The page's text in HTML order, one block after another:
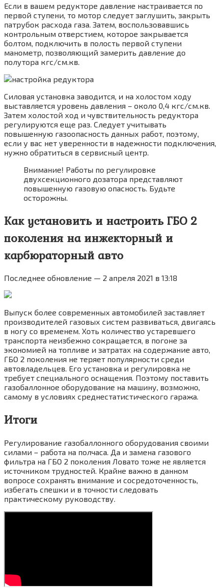
Если в вашем редукторе давление настраивается по
первой ступени, то мотор следует заглушить, закрыть
патрубок расхода газа. Затем, воспользовавшись
контрольным отверстием, которое закрывается
болтом, подключить в полость первой ступени
манометр, позволяющий замерить давление до
полутора кгс/см.кв.
Силовая установка заводится, и на холостом ходу
выставляется уровень давления – около 0,4 кгс/см.кв.
Затем холостой ход и чувствительность редуктора
регулируются еще раз. Следует учитывать
повышенную газоопасность данных работ, поэтому,
если у вас нет уверенности в надежности подключения,
нужно обратиться в сервисный центр.
Внимание! Работы по регулировке
двухсекционного дозатора представляют
повышенную газовую опасность. Будьте
осторожны.
Как установить и настроить ГБО 2
поколения на инжекторный и
карбюраторный авто
Последнее обновление — 2 апреля 2021 в 13:18
Выпуск более современных автомобилей заставляет
производителей газовых систем развиваться, двигаясь
в ногу со временем. Хоть количество устаревшего
транспорта неизбежно сокращается, в погоне за
экономией на топливе и затратах на содержание авто,
ГБО 2 поколения не теряет популярности среди
автовладельцев. Его установка и регулировка не
требует специального оснащения. Поэтому поставить
газобаллонное оборудование на машину, возможно,
самому в условиях среднестатистического гаража.
Итоги
Регулирование газобаллонного оборудования своими
силами – работа на полчаса. Да и замена газового
фильтра на ГБО 2 поколения Ловато тоже не является
источником трудностей. Крайне важно в данном
вопросе сохранять внимание и сосредоточенность,
избегать спешки и в точности следовать
практическому руководству.